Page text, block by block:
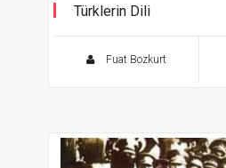
Türklerin Dili
Fuat Bozkurt